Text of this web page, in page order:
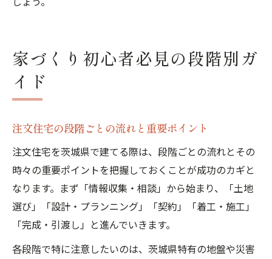
家づくり初心者必見の段階別ガ
イド
注文住宅の段階ごとの流れと重要ポイント
注文住宅を茨城県で建てる際は、段階ごとの流れとその
時々の重要ポイントを把握しておくことが成功のカギと
なります。まず「情報収集・相談」から始まり、「土地
選び」「設計・プランニング」「契約」「着工・施工」
「完成・引渡し」と進んでいきます。
各段階で特に注意したいのは、茨城県特有の地盤や災害